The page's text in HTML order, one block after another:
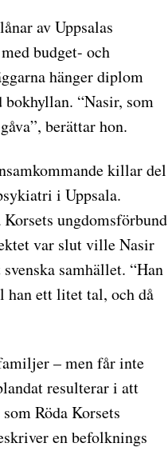
av Uppsalas
budget- och
hänger diplom
“Nasir, som
berättar hon.
killar del
i Uppsala.
ungdomsförbund
var slut ville Nasir
samhället. “Han
han ett litet tal, och då
– men får inte
resulterar i att
Röda Korsets
en befolknings